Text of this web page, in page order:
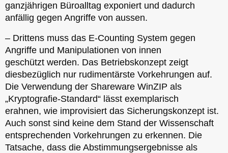
ganzjährigen Büroalltag exponiert und dadurch
anfällig gegen Angriffe von aussen.
– Drittens muss das E-Counting System gegen
Angriffe und Manipulationen von innen
geschützt werden. Das Betriebskonzept zeigt
diesbezüglich nur rudimentärste Vorkehrungen auf.
Die Verwendung der Shareware WinZIP als
„Kryptografie-Standard“ lässt exemplarisch
erahnen, wie improvisiert das Sicherungskonzept ist.
Auch sonst sind keine dem Stand der Wissenschaft
entsprechenden Vorkehrungen zu erkennen. Die
Tatsache, dass die Abstimmungsergebnisse als